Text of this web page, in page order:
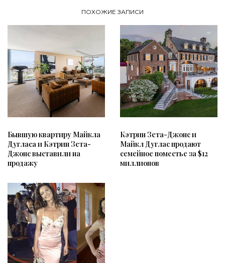
ПОХОЖИЕ ЗАПИСИ
Бывшую квартиру Майкла
Дугласа и Кэтрин Зета-
Джонс выставили на
продажу
Кэтрин Зета-Джонс и
Майкл Дуглас продают
семейное поместье за $12
миллионов